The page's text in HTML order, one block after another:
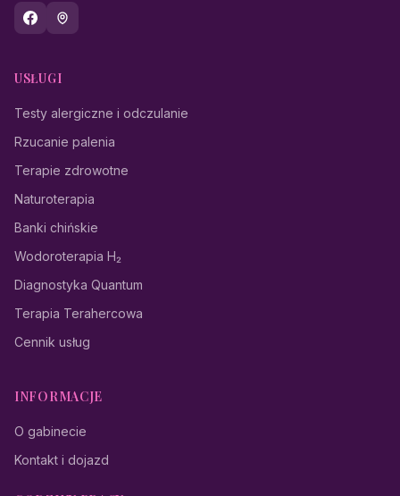
USŁUGI
Testy alergiczne i odczulanie
Rzucanie palenia
Terapie zdrowotne
Naturoterapia
Banki chińskie
Wodoroterapia H₂
Diagnostyka Quantum
Terapia Terahercowa
Cennik usług
INFORMACJE
O gabinecie
Kontakt i dojazd